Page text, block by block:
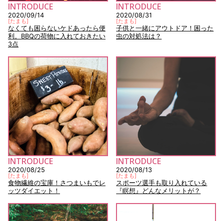
INTRODUCE
2020/09/14
[たまも]
なくても困らないケドあったら便
利。BBQの荷物に入れておきたい
3点
INTRODUCE
2020/08/31
[たまも]
子供と一緒にアウトドア！困った
虫の対処法は？
INTRODUCE
2020/08/25
[たまも]
食物繊維の宝庫！さつまいもでレ
ッツダイエット！
INTRODUCE
2020/08/13
[たまも]
スポーツ選手も取り入れている
『瞑想』どんなメリットが？